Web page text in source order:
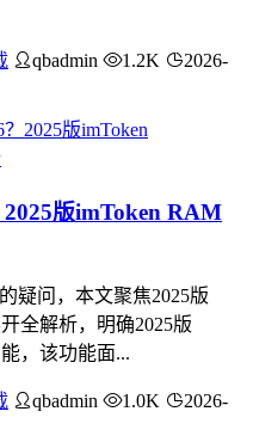
qbadmin 1.2K
2026-
版imToken RAM
疑问，本文聚焦2025版
全解析，明确2025版
，该功能面...
qbadmin 1.0K
2026-